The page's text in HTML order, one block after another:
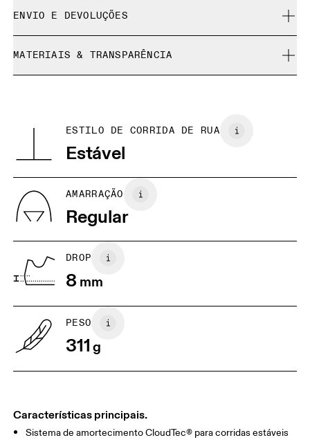
Guia de tamanhos | Tênis masculinos
40 40.5
JP 25
UK 6.5
US 7
Arraste na horizontal para ver mais
ENVIO E DEVOLUÇÕES
Devolução gratuita por 30 dias
Produtos e cores de edição limitada e peças da coleção
MATERIAIS & TRANSPARÊNCIA
ESTILO DE CORRIDA DE RUA
Estável
AMARRAÇÃO
Regular
DROP
8 mm
PESO
311 g
Características principais.
Sistema de amortecimento CloudTec® para corridas estáveis